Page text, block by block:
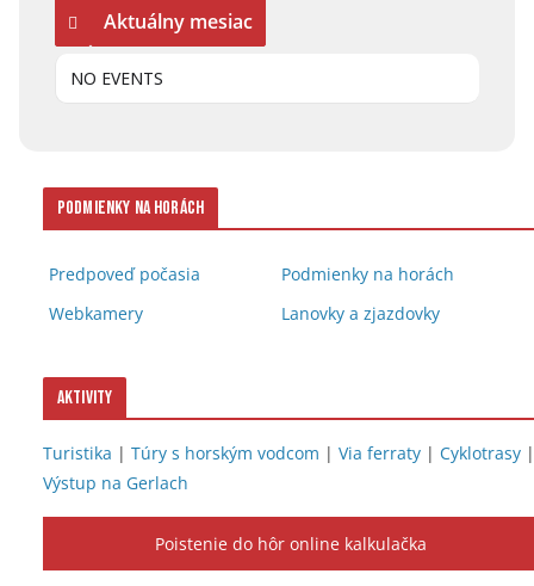
Aktuálny mesiac
NO EVENTS
Podmienky na horách
Predpoveď počasia
Webkamery
Podmienky na horách
Lanovky a zjazdovky
Aktivity
Turistika | Túry s horským vodcom | Via ferraty | Cyklotrasy |
Výstup na Gerlach
Poistenie do hôr online kalkulačka